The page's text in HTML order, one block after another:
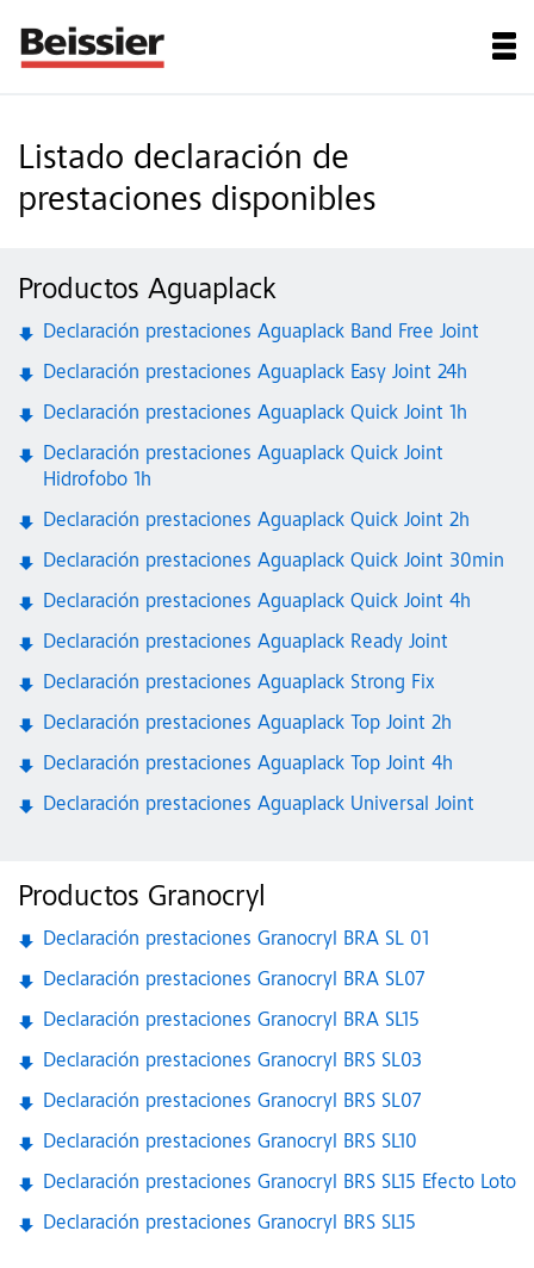
Listado declaración de
prestaciones disponibles
Productos Aguaplack
Declaración prestaciones Aguaplack Band Free Joint
Declaración prestaciones Aguaplack Easy Joint 24h
Declaración prestaciones Aguaplack Quick Joint 1h
Declaración prestaciones Aguaplack Quick Joint
Hidrofobo 1h
Declaración prestaciones Aguaplack Quick Joint 2h
Declaración prestaciones Aguaplack Quick Joint 30min
Declaración prestaciones Aguaplack Quick Joint 4h
Declaración prestaciones Aguaplack Ready Joint
Declaración prestaciones Aguaplack Strong Fix
Declaración prestaciones Aguaplack Top Joint 2h
Declaración prestaciones Aguaplack Top Joint 4h
Declaración prestaciones Aguaplack Universal Joint
Productos Granocryl
Declaración prestaciones Granocryl BRA SL 01
Declaración prestaciones Granocryl BRA SL07
Declaración prestaciones Granocryl BRA SL15
Declaración prestaciones Granocryl BRS SL03
Declaración prestaciones Granocryl BRS SL07
Declaración prestaciones Granocryl BRS SL10
Declaración prestaciones Granocryl BRS SL15 Efecto Loto
Declaración prestaciones Granocryl BRS SL15